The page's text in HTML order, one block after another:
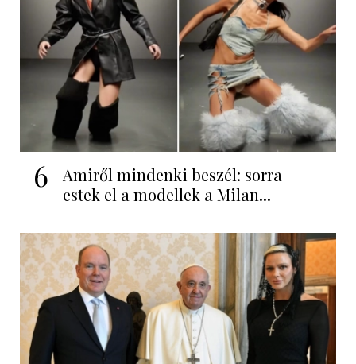
6
Amiről mindenki beszél: sorra
estek el a modellek a Milan...